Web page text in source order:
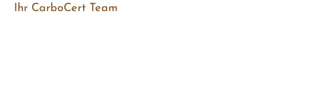
Ihr CarboCert Team